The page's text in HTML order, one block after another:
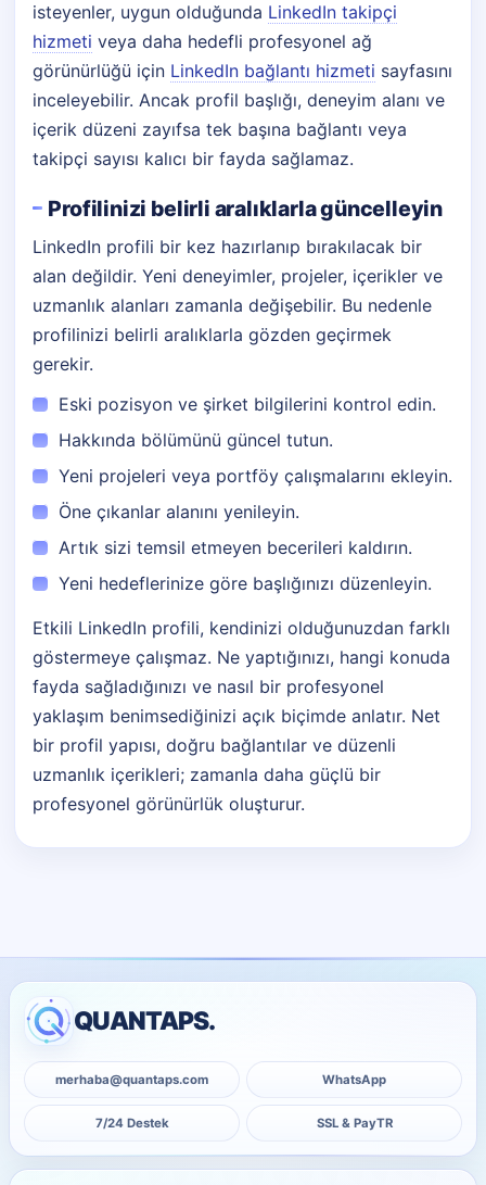
isteyenler, uygun olduğunda LinkedIn takipçi
hizmeti veya daha hedefli profesyonel ağ
görünürlüğü için LinkedIn bağlantı hizmeti sayfasını
inceleyebilir. Ancak profil başlığı, deneyim alanı ve
içerik düzeni zayıfsa tek başına bağlantı veya
takipçi sayısı kalıcı bir fayda sağlamaz.
Profilinizi belirli aralıklarla güncelleyin
LinkedIn profili bir kez hazırlanıp bırakılacak bir
alan değildir. Yeni deneyimler, projeler, içerikler ve
uzmanlık alanları zamanla değişebilir. Bu nedenle
profilinizi belirli aralıklarla gözden geçirmek
gerekir.
Eski pozisyon ve şirket bilgilerini kontrol edin.
Hakkında bölümünü güncel tutun.
Yeni projeleri veya portföy çalışmalarını ekleyin.
Öne çıkanlar alanını yenileyin.
Artık sizi temsil etmeyen becerileri kaldırın.
Yeni hedeflerinize göre başlığınızı düzenleyin.
Etkili LinkedIn profili, kendinizi olduğunuzdan farklı
göstermeye çalışmaz. Ne yaptığınızı, hangi konuda
fayda sağladığınızı ve nasıl bir profesyonel
yaklaşım benimsediğinizi açık biçimde anlatır. Net
bir profil yapısı, doğru bağlantılar ve düzenli
uzmanlık içerikleri; zamanla daha güçlü bir
profesyonel görünürlük oluşturur.
QUANTAPS.
merhaba@quantaps.com WhatsApp
7/24 Destek SSL & PayTR